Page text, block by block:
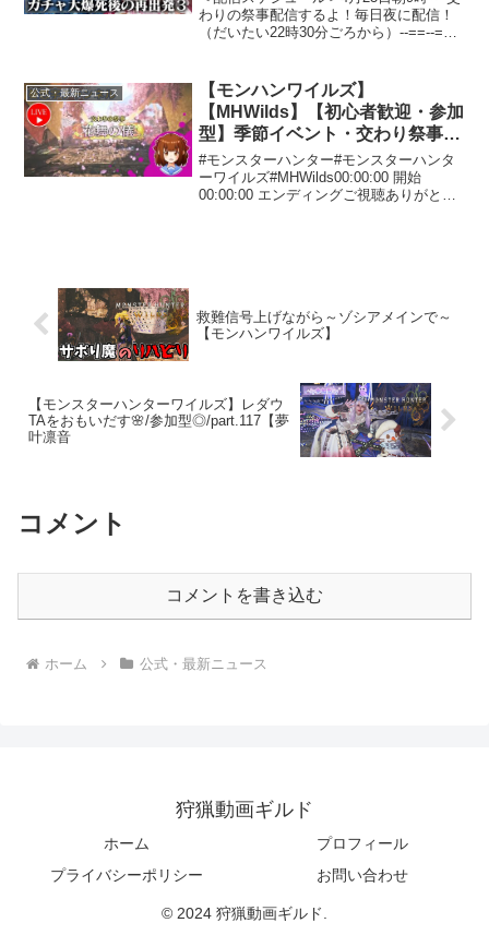
わりの祭事配信するよ！毎日夜に配信！
（だいたい22時30分ごろから）--==--==--
ーティア武器を解...
公式・最新ニュース
【モンハンワイルズ】
【MHWilds】【初心者歓迎・参加
型】季節イベント・交わり祭事
【花舞の儀】を楽しもう♪【PS5
版】2026/05/05♪#193
#モンスターハンター#モンスターハンタ
ーワイルズ#MHWilds00:00:00 開始
00:00:00 エンディングご視聴ありがとう
救難信号上げながら～ゾシアメインで～
【モンハンワイルズ】
【モンスターハンターワイルズ】レダウ
TAをおもいだす🌸/参加型◎/part.117【夢
叶凛音
コメント
コメントを書き込む
ホーム 公式・最新ニュース
狩猟動画ギルド
ホーム
プロフィール
プライバシーポリシー
お問い合わせ
© 2024 狩猟動画ギルド.